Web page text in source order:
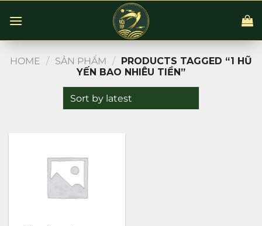
đến
HOME / SẢN PHẨM / PRODUCTS TAGGED “1 HŨ
YẾN BAO NHIÊU TIỀN”